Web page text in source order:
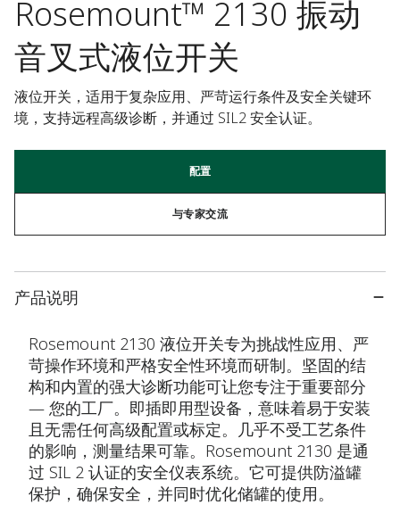
Rosemount™ 2130 振动
音叉式液位开关
液位开关，适用于复杂应用、严苛运行条件及安全关键环
境，支持远程高级诊断，并通过 SIL2 安全认证。
配置
与专家交流
产品说明
Rosemount 2130 液位开关专为挑战性应用、严
苛操作环境和严格安全性环境而研制。坚固的结
构和内置的强大诊断功能可让您专注于重要部分
— 您的工厂。即插即用型设备，意味着易于安装
且无需任何高级配置或标定。几乎不受工艺条件
的影响，测量结果可靠。Rosemount 2130 是通
过 SIL 2 认证的安全仪表系统。它可提供防溢罐
保护，确保安全，并同时优化储罐的使用。